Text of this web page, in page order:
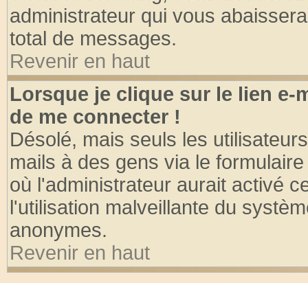
administrateur qui vous
total de messages.
Revenir en haut
Lorsque je clique sur le lien e-
de me connecter !
Désolé, mais seuls les
mails à des gens via le
où l'administrateur aurait activé
l'utilisation malveillante du
anonymes.
Revenir en haut